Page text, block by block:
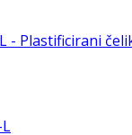
- Plastificirani